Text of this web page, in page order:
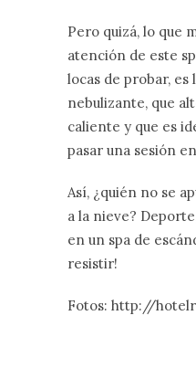
Pero quizá, lo que
atención de este
locas de probar,
nebulizante, que
caliente y que es
pasar una sesión
Así, ¿quién no se
a la nieve?
en un spa de
resistir!
Fotos: http://